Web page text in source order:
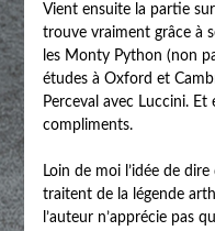
Vient ensuite la partie
trouve vraiment grâce à
les Monty Python (non
études à Oxford et
Perceval avec Luccini. Et
compliments.
Loin de moi l’idée de
traitent de la légende
l’auteur n’apprécie pas